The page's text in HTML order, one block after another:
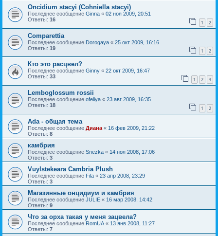
Oncidium stacyi (Cohniella stacyi)
Последнее сообщение Ginna « 02 ноя 2009, 20:51
Ответы: 16 1 2
Comparettia
Последнее сообщение Dorogaya « 25 окт 2009, 16:16
Ответы: 19 1 2
Кто это расцвел?
Последнее сообщение Ginny « 22 окт 2009, 16:47
Ответы: 33 1 2 3
Lemboglossum rossii
Последнее сообщение ofeliya « 23 авг 2009, 16:35
Ответы: 18 1 2
Ada - общая тема
Последнее сообщение Диана « 16 фев 2009, 21:22
Ответы: 8
камбрия
Последнее сообщение Snezka « 14 ноя 2008, 17:06
Ответы: 3
Vuylstekeara Cambria Plush
Последнее сообщение Fila « 23 апр 2008, 23:29
Ответы: 3
Магазинные онцидиум и камбрия
Последнее сообщение JULIE « 16 мар 2008, 14:42
Ответы: 9
Что за орха такая у меня зацвела?
Последнее сообщение RomUA « 13 янв 2008, 11:27
Ответы: 7